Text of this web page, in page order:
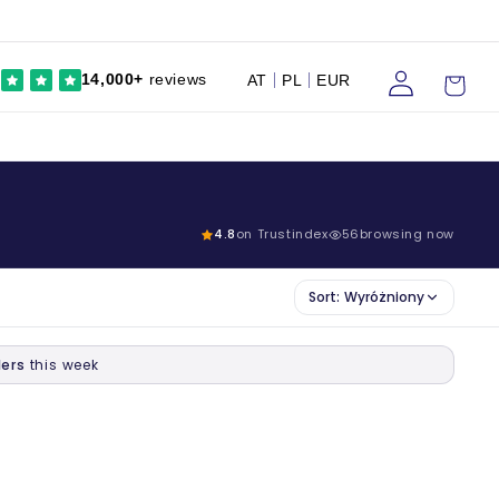
14,000+ reviews AT PL EUR
się
Wózek
4.8on Trustindex 56browsing now
Sort: Wyróżniony
this week